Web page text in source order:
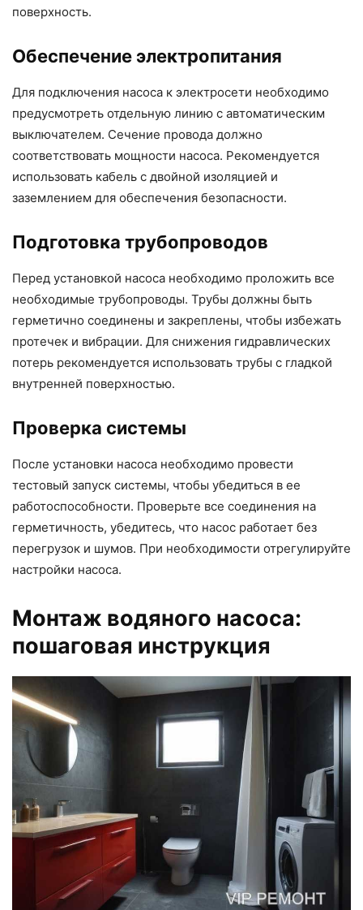
поверхность.
Обеспечение электропитания
Для подключения насоса к электросети необходимо
предусмотреть отдельную линию с автоматическим
выключателем. Сечение провода должно
соответствовать мощности насоса. Рекомендуется
использовать кабель с двойной изоляцией и
заземлением для обеспечения безопасности.
Подготовка трубопроводов
Перед установкой насоса необходимо проложить все
необходимые трубопроводы. Трубы должны быть
герметично соединены и закреплены, чтобы избежать
протечек и вибрации. Для снижения гидравлических
потерь рекомендуется использовать трубы с гладкой
внутренней поверхностью.
Проверка системы
После установки насоса необходимо провести
тестовый запуск системы, чтобы убедиться в ее
работоспособности. Проверьте все соединения на
герметичность, убедитесь, что насос работает без
перегрузок и шумов. При необходимости отрегулируйте
настройки насоса.
Монтаж водяного насоса:
пошаговая инструкция